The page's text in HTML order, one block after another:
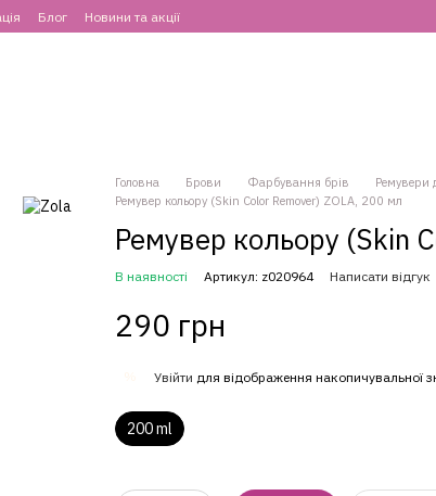
Блог Новини та акції
Головна Брови Фарбування брів Ремувери
Ремувер кольору (Skin Color Remover) ZOLA, 200 мл
Ремувер кольору (Skin
В наявності Артикул: z020964 Написати відгук
290 грн
Увійти для відображення накопичувальної
200 ml